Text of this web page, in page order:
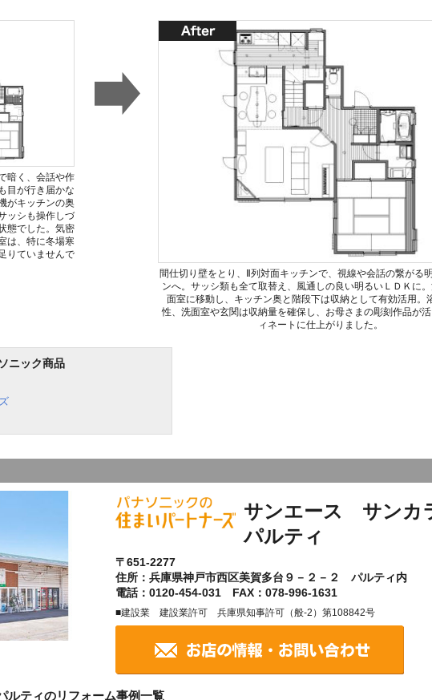
暗く、会話や作
目が行き届かな
がキッチンの奥
ッシも操作しづ
態でした。気密
は、特に冬場寒
りていませんで
間仕切り壁をとり、Ⅱ列対面キッチンで、視線や会話の繋がる
ンへ。サッシ類も全て取替え、風通しの良い明るいＬＤＫに
面室に移動し、キッチン奥と階段下は収納として有効活用。
性、洗面室や玄関は収納量を確保し、お母さまの彫刻作品が
ィネートに仕上がりました。
ニック商品
サンエース サンカ
パルティ
〒651-2277
住所：兵庫県神戸市西区美賀多台９－２－２ パルティ内
電話：0120-454-031 FAX：078-996-1631
■建設業 建設業許可 兵庫県知事許可（般-2）第108842号
ティのリフォーム事例一覧